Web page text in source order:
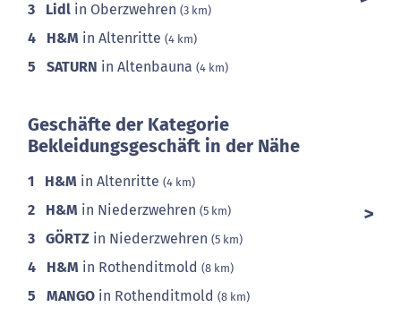
3 Lidl in Oberzwehren (3 km)
4 H&M in Altenritte (4 km)
5 SATURN in Altenbauna (4 km)
Geschäfte der Kategorie
Bekleidungsgeschäft in der Nähe
1 H&M in Altenritte (4 km)
2 H&M in Niederzwehren (5 km)
3 GÖRTZ in Niederzwehren (5 km)
4 H&M in Rothenditmold (8 km)
5 MANGO in Rothenditmold (8 km)